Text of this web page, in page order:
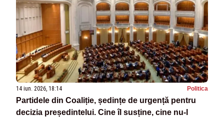
14 iun. 2026, 18:14 Politica
Partidele din Coaliție, ședințe de urgență pentru
decizia președintelui. Cine îl susține, cine nu-l